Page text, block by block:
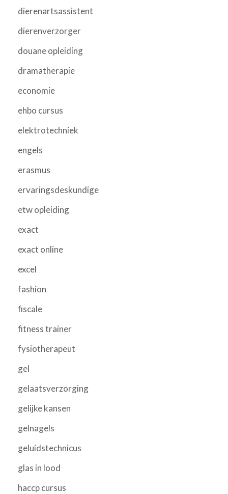
dierenartsassistent
dierenverzorger
douane opleiding
dramatherapie
economie
ehbo cursus
elektrotechniek
engels
erasmus
ervaringsdeskundige
etw opleiding
exact
exact online
excel
fashion
fiscale
fitness trainer
fysiotherapeut
gel
gelaatsverzorging
gelijke kansen
gelnagels
geluidstechnicus
glas in lood
haccp cursus